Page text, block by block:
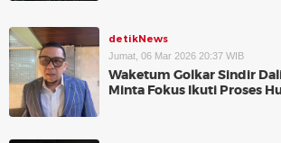
detikNews
Jumat, 06 Mar 2026 20:37 WIB
Waketum Golkar Sindir
Minta Fokus Ikuti Proses